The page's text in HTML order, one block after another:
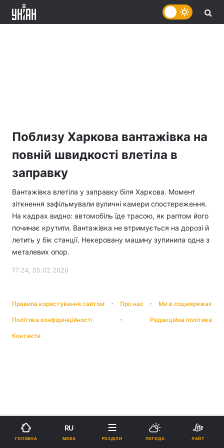
Поблизу Харкова вантажівка на
повній швидкості влетіла в
заправку
Вантажівка влетіла у заправку біля Харкова. Момент
зіткнення зафільмували вуличні камери спостереження.
На кадрах видно: автомобіль їде трасою, як раптом його
починає крутити. Вантажівка не втримується на дорозі й
летить у бік станції. Некеровану машину зупинила одна з
металевих опор.
17:24, 05.02.2020
Правила користування сайтом Про нас Ми в соцмережах
Політика конфіденційності Редакційна політика
Контакти
ГОЛОВНА
RU
МОВА РОЗДІЛИ ПОГОДА ЛАЙТ